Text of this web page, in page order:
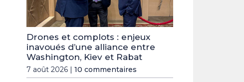
Drones et complots : enjeux
inavoués d’une alliance entre
Washington, Kiev et Rabat
7 août 2026 | 10 commentaires